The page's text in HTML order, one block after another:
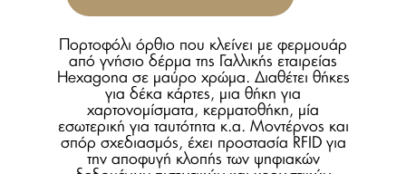
Πορτοφόλι όρθιο που κλείνει με φερμουάρ
από γνήσιο δέρμα της Γαλλικής εταιρείας
Hexagona σε μαύρο χρώμα. Διαθέτει θήκες
για δέκα κάρτες, μια θήκη για
χαρτονομίσματα, κερματοθήκη, μία
εσωτερική για ταυτότητα κ.α. Μοντέρνος και
σπόρ σχεδιασμός, έχει προστασία RFID για
την αποφυγή κλοπής των ψηφιακών